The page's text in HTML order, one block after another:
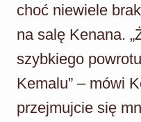
choć niewiele
na salę Kenana.
szybkiego
Kemalu” – mówi
przejmujcie się